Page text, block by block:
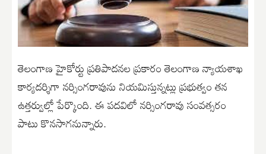
తెలంగాణ హైకోర్టు ప్రతిపాదనల ప్రకారం తెలంగాణ న్యాయశాఖ
కార్యదర్శిగా నర్సింగరావును నియమిస్తున్నట్లు ప్రభుత్వం తన
ఉత్తర్వుల్లో పేర్కొంది. ఈ పదవిలో నర్సింగరావు సంవత్సరం
పాటు కొనసాగనున్నారు.